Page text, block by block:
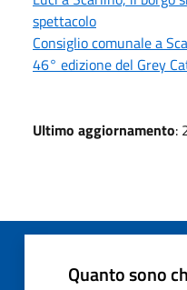
spettacolo
Consiglio comunale a
46° edizione del Grey
Ultimo aggiornamento:
Quanto sono